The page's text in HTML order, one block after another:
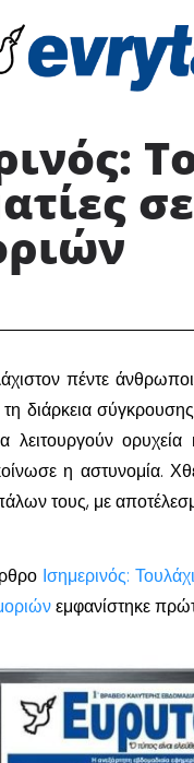
πέντε
τη διάρκεια
λειτουργούν
η αστυνομία.
τους, με
Ισημερινός:
εμφανίστηκε